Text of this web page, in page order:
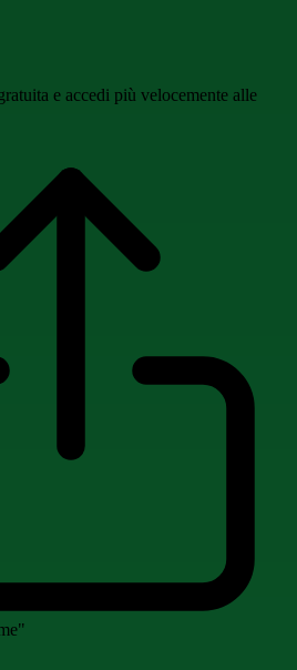
e accedi più velocemente alle